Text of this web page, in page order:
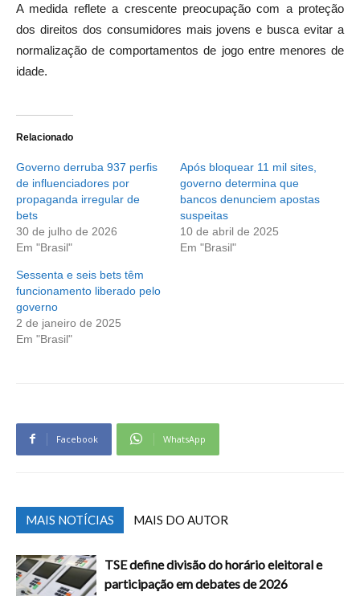
A medida reflete a crescente preocupação com a proteção
dos direitos dos consumidores mais jovens e busca evitar a
normalização de comportamentos de jogo entre menores de
idade.
Relacionado
Governo derruba 937 perfis
de influenciadores por
propaganda irregular de
bets
30 de julho de 2026
Em "Brasil"
Após bloquear 11 mil sites,
governo determina que
bancos denunciem apostas
suspeitas
10 de abril de 2025
Em "Brasil"
Sessenta e seis bets têm
funcionamento liberado pelo
governo
2 de janeiro de 2025
Em "Brasil"
Facebook WhatsApp
MAIS NOTÍCIAS MAIS DO AUTOR
TSE define divisão do horário eleitoral e
participação em debates de 2026